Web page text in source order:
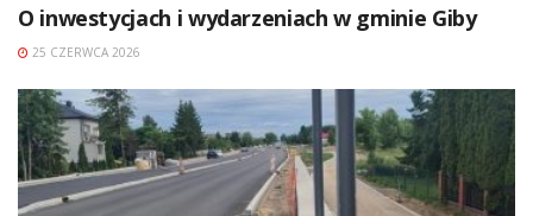
O inwestycjach i wydarzeniach w gminie Giby
25 CZERWCA 2026